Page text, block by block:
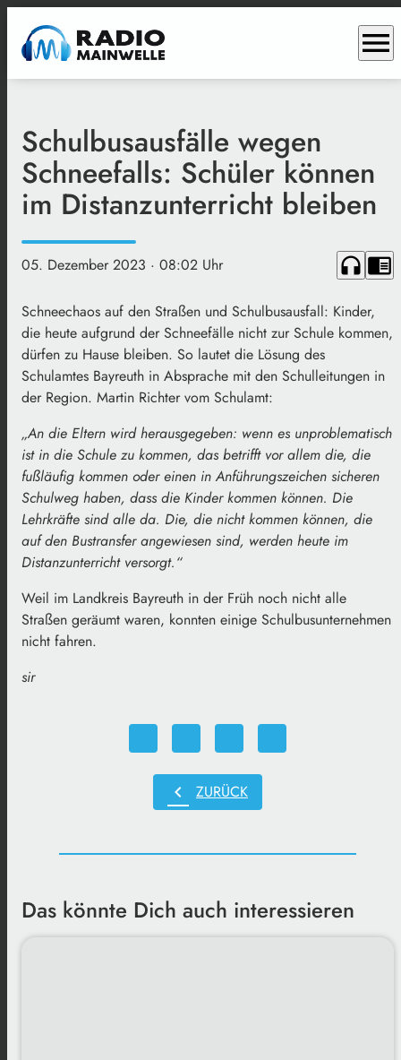
menu
Schulbusausfälle wegen
Schneefalls: Schüler können
im Distanzunterricht bleiben
05. Dezember 2023 · 08:02 Uhr headphones chrome_reader_mode
Schneechaos auf den Straßen und Schulbusausfall: Kinder,
die heute aufgrund der Schneefälle nicht zur Schule kommen,
dürfen zu Hause bleiben. So lautet die Lösung des
Schulamtes Bayreuth in Absprache mit den Schulleitungen in
der Region. Martin Richter vom Schulamt:
„An die Eltern wird herausgegeben: wenn es unproblematisch
ist in die Schule zu kommen, das betrifft vor allem die, die
fußläufig kommen oder einen in Anführungszeichen sicheren
Schulweg haben, dass die Kinder kommen können. Die
Lehrkräfte sind alle da. Die, die nicht kommen können, die
auf den Bustransfer angewiesen sind, werden heute im
Distanzunterricht versorgt.“
Weil im Landkreis Bayreuth in der Früh noch nicht alle
Straßen geräumt waren, konnten einige Schulbusunternehmen
nicht fahren.
sir
chevron_left ZURÜCK
Das könnte Dich auch interessieren